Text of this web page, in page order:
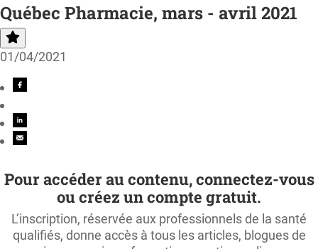
Québec Pharmacie, mars - avril 2021
01/04/2021
Pour accéder au contenu, connectez-vous
ou créez un compte gratuit.
L’inscription, réservée aux professionnels de la santé
qualifiés, donne accès à tous les articles, blogues de